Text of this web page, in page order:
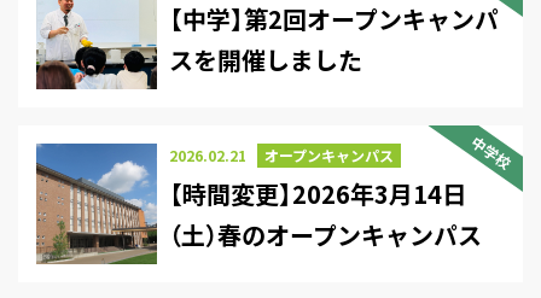
【中学】第2回オープンキャンパ
スを開催しました
中学校
2026.02.21 オープンキャンパス
【時間変更】2026年3月14日
（土）春のオープンキャンパス